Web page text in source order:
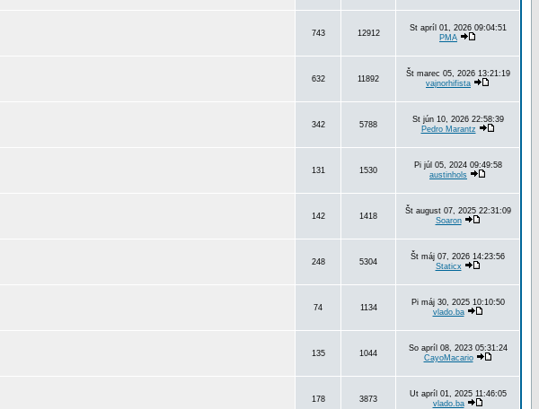
743 12912
St apríl 01, 2026 09:04:51
PMA
632 11892
Št marec 05, 2026 13:21:19
vajnorhifista
342 5788
St jún 10, 2026 22:58:39
Pedro Marantz
131 1530
Pi júl 05, 2024 09:49:58
austinhols
142 1418
Št august 07, 2025 22:31:09
Soaron
248 5304
Št máj 07, 2026 14:23:56
Staticx
74 1134
Pi máj 30, 2025 10:10:50
vlado.ba
135 1044
So apríl 08, 2023 05:31:24
CayoMacario
178 3873
Ut apríl 01, 2025 11:46:05
vlado.ba